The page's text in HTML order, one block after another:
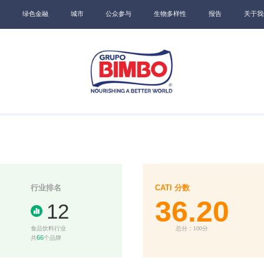
绿色金融 城市 公众参与 生物多样性 报告 关于
行业排名
12
食品饮料行业
共66个品牌
CATI 分数
36.20
总分：100分